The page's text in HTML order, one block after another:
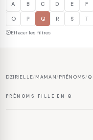
A B C D E F
O P Q R S T
Effacer les filtres
DZIRIELLE/ MAMAN/ PRÉNOMS/ Q
PRÉNOMS FILLE EN Q